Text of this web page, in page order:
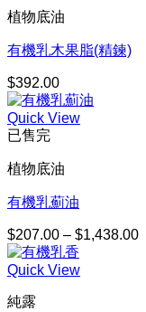
植物底油
有機乳木果脂(精鍊)
$392.00
Quick View
已售完
植物底油
有機乳薊油
$207.00 – $1,438.00價
Quick View
純露